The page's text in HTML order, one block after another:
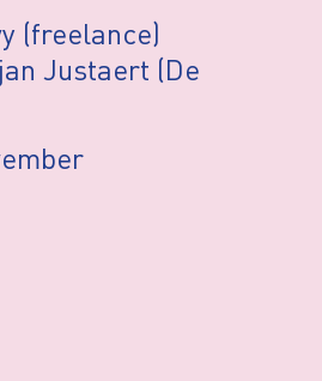
(freelance)
Justaert (De